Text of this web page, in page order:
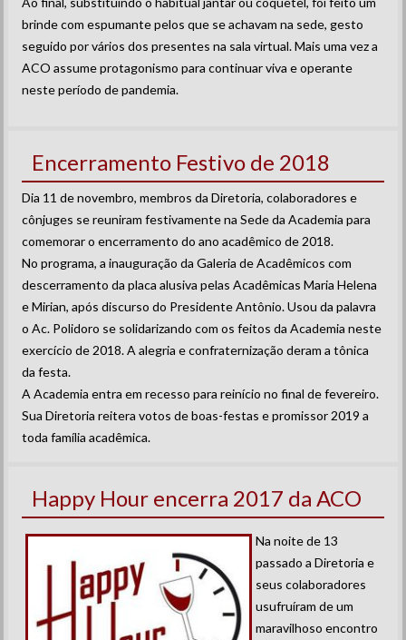
brinde com espumante pelos que se achavam na sede, gesto
seguido por vários dos presentes na sala virtual. Mais uma vez a
ACO assume protagonismo para continuar viva e operante
neste período de pandemia.
Encerramento Festivo de 2018
Dia 11 de novembro, membros da Diretoria, colaboradores e
cônjuges se reuniram festivamente na Sede da Academia para
comemorar o encerramento do ano acadêmico de 2018.
No programa, a inauguração da Galeria de Acadêmicos com
descerramento da placa alusiva pelas Acadêmicas Maria Helena
e Mirian, após discurso do Presidente Antônio. Usou da palavra
o Ac. Polidoro se solidarizando com os feitos da Academia neste
exercício de 2018. A alegria e confraternização deram a tônica
da festa.
A Academia entra em recesso para reinício no final de fevereiro.
Sua Diretoria reitera votos de boas-festas e promissor 2019 a
toda família acadêmica.
Happy Hour encerra 2017 da ACO
Na noite de 13
passado a Diretoria e
seus colaboradores
usufruíram de um
maravilhoso encontro